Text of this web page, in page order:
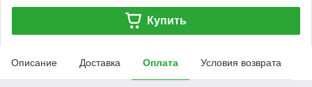
Купить
Описание Доставка Оплата Условия возврата